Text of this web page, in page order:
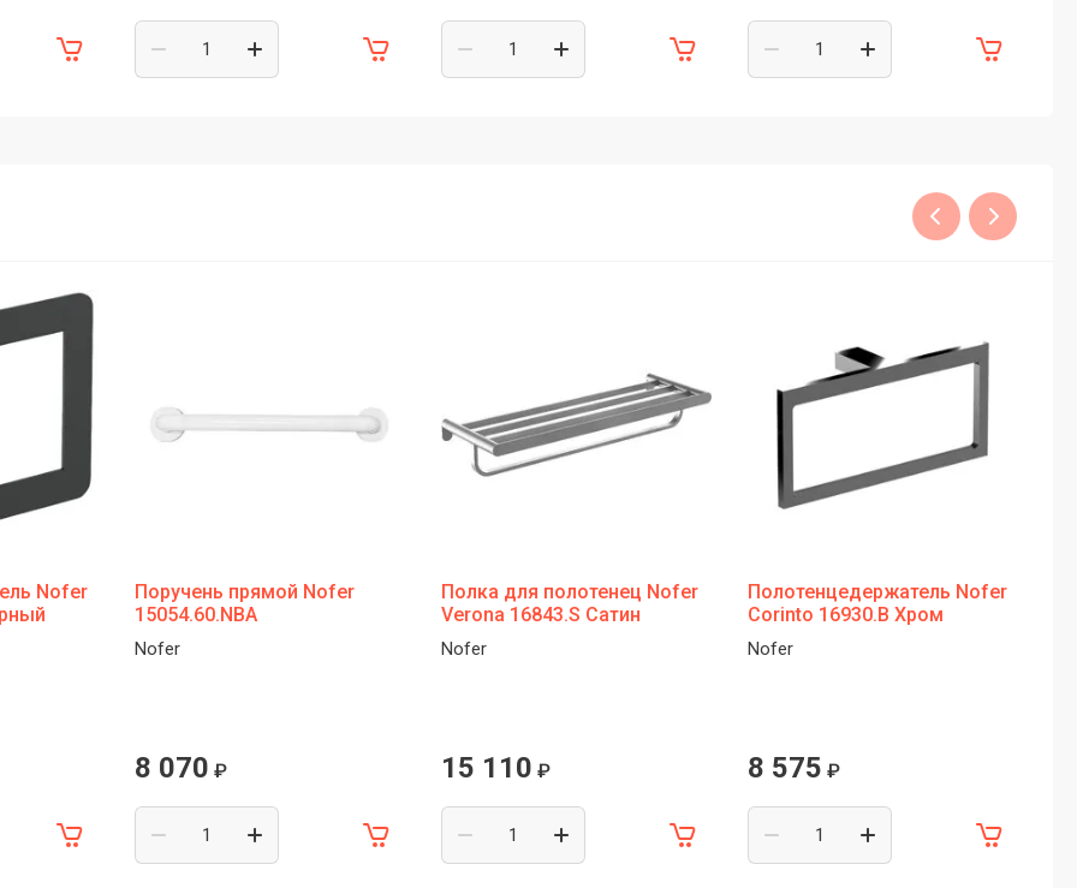
Nofer
Поручень прямой Nofer
15054.60.NBA
Nofer
8 070 ₽
Полка для полотенец Nofer
Verona 16843.S Сатин
Nofer
15 110 ₽
Полотенцедержатель Nofer
Corinto 16930.B Хром
Nofer
8 575 ₽